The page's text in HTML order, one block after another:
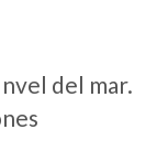
del mar.